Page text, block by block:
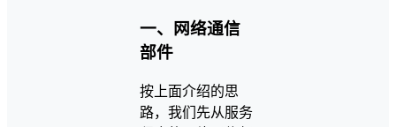
一、网络通信
部件
按上面介绍的思
路，我们先从服务